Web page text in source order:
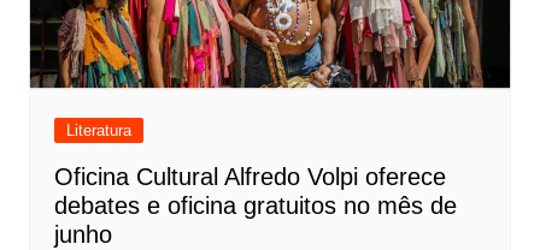
Literatura
Oficina Cultural Alfredo Volpi oferece
debates e oficina gratuitos no mês de
junho